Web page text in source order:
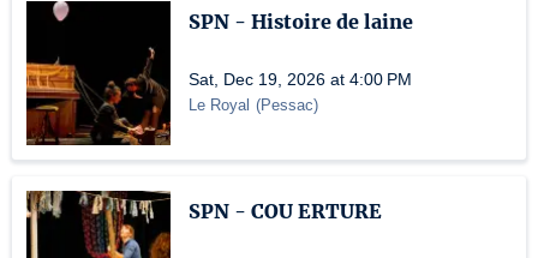
SPN - Histoire de laine
Sat, Dec 19, 2026 at 4:00 PM
Le Royal (Pessac)
SPN - COU ERTURE